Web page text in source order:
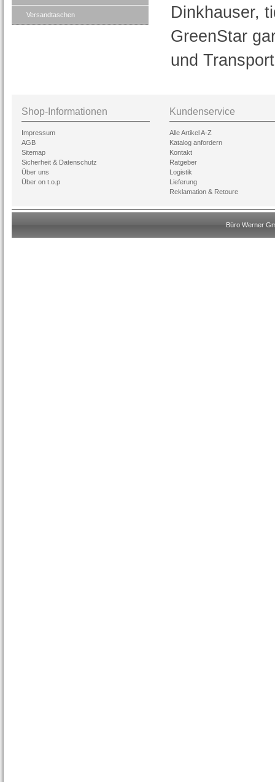
Versandtaschen
Dinkhauser,
GreenStar
und
Shop-Informationen
Impressum
AGB
Sitemap
Sicherheit & Datenschutz
Über uns
Über on t.o.p
Kundenservice
Alle Artikel A-Z
Katalog anfordern
Kontakt
Ratgeber
Logistik
Lieferung
Reklamation & Retoure
Büro Werner